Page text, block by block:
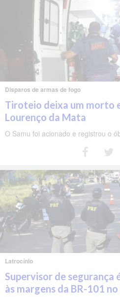
Disparos de armas de fogo
Tiroteio deixa um morto
Lourenço da Mata
O Samu foi acionado e registrou o
Latrocínio
Supervisor de
às margens da BR-101